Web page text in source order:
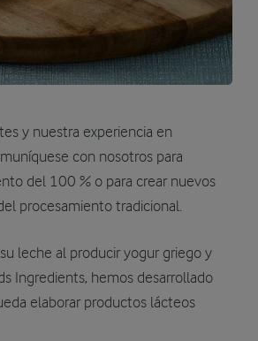
y nuestra experiencia en
con nosotros para
del 100 % o para crear nuevos
procesamiento tradicional.
leche al producir yogur griego y
Ingredients, hemos desarrollado
elaborar productos lácteos